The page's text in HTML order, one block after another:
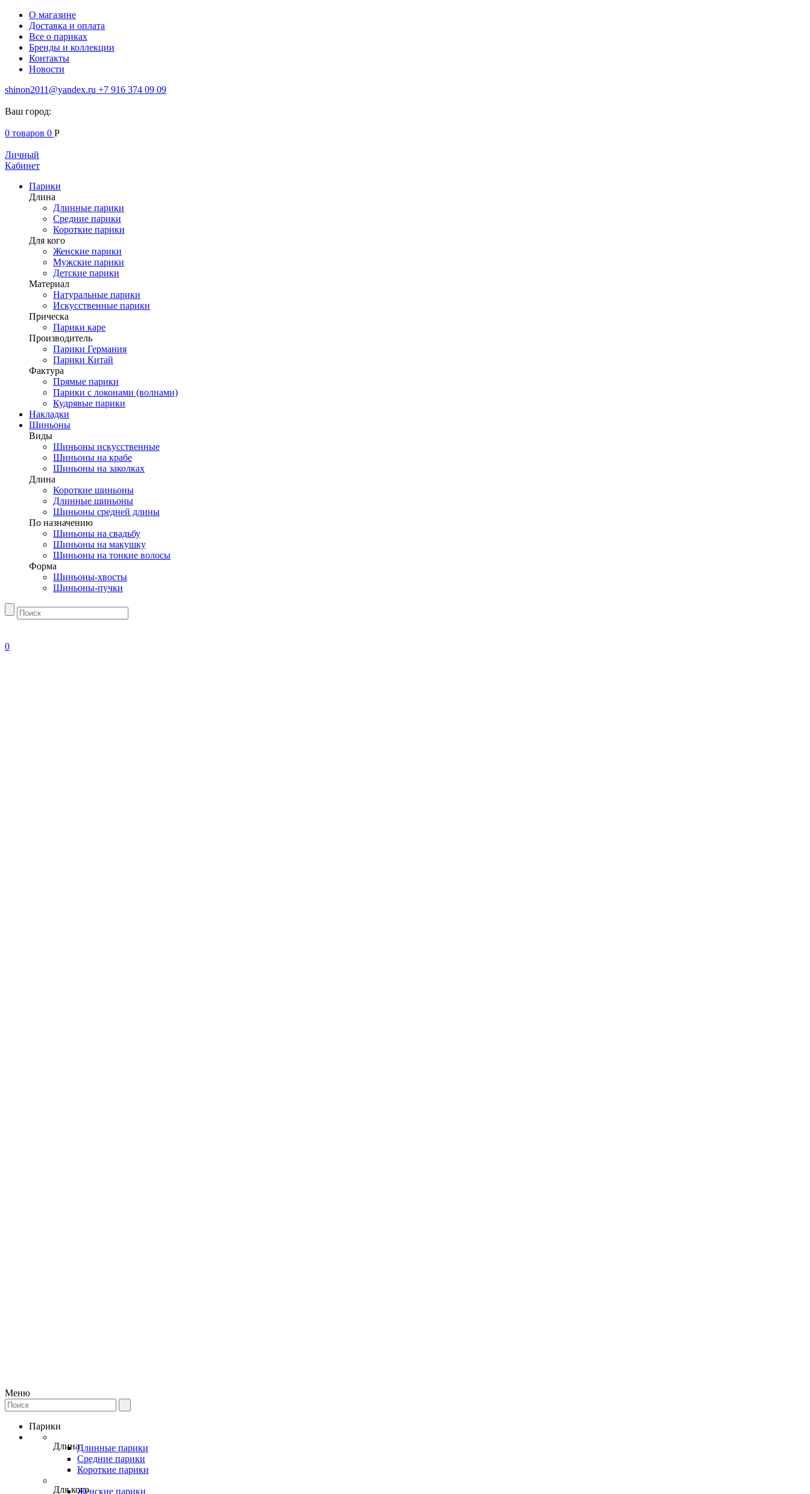
О магазине
Доставка и оплата
Все о париках
Бренды и коллекции
Контакты
Новости
shinon2011@yandex.ru +7 916 374 09 09
Ваш город:
0 товаров 0 Р
Личный
Кабинет
Парики
Длина
Длинные парики
Средние парики
Короткие парики
Для кого
Женские парики
Мужские парики
Детские парики
Материал
Натуральные парики
Искусственные парики
Прическа
Парики каре
Производитель
Парики Германия
Парики Китай
Фактура
Прямые парики
Парики с локонами (волнами)
Кудрявые парики
Накладки
Шиньоны
Виды
Шиньоны искусственные
Шиньоны на крабе
Шиньоны на заколках
Длина
Короткие шиньоны
Длинные шиньоны
Шиньоны средней длины
По назначению
Шиньоны на свадьбу
Шиньоны на макушку
Шиньоны на тонкие волосы
Форма
Шиньоны-хвосты
Шиньоны-пучки
0
Меню
Парики
ДлинаДлинные парики
Средние парики
Короткие парики
Для когоЖенские парики